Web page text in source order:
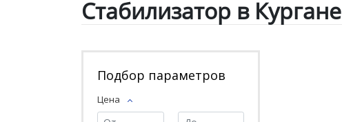
Стабилизатор в Кургане
Подбор параметров
Цена